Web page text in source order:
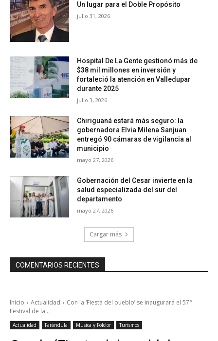
Un lugar para el Doble Propósito
julio 31, 2026
Hospital De La Gente gestionó más de
$38 mil millones en inversión y
fortaleció la atención en Valledupar
durante 2025
julio 3, 2026
Chiriguaná estará más seguro: la
gobernadora Elvia Milena Sanjuan
entregó 90 cámaras de vigilancia al
municipio
mayo 27, 2026
Gobernación del Cesar invierte en la
salud especializada del sur del
departamento
mayo 27, 2026
Cargar más
COMENTARIOS RECIENTES